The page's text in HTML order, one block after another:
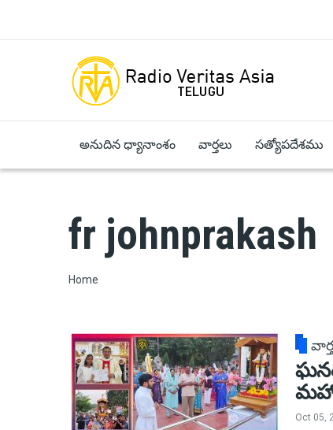
అనుదిన ధ్యానాంశం వార్తలు సత్యోపదేశము
fr johnprakash
Breadcrumb
Home
Oct 05,